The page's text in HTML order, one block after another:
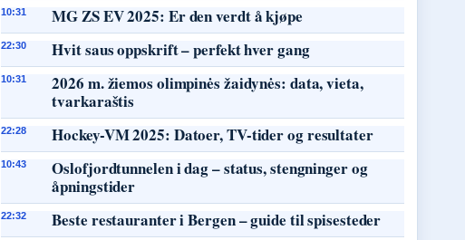
10:31 MG ZS EV 2025: Er den verdt å kjøpe
22:30 Hvit saus oppskrift – perfekt hver gang
10:31
2026 m. žiemos olimpinės žaidynės: data, vieta,
tvarkaraštis
22:28 Hockey-VM 2025: Datoer, TV-tider og resultater
10:43
Oslofjordtunnelen i dag – status, stengninger og
åpningstider
22:32 Beste restauranter i Bergen – guide til spisesteder